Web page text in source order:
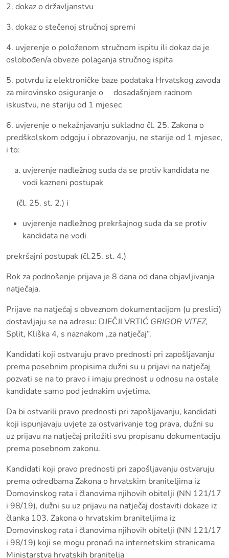
2. dokaz o državljanstvu
3. dokaz o stečenoj stručnoj spremi
4. uvjerenje o položenom stručnom ispitu ili dokaz da je
oslobođen/a obveze polaganja stručnog ispita
5. potvrdu iz elektroničke baze podataka Hrvatskog zavoda
za mirovinsko osiguranje o dosadašnjem radnom
iskustvu, ne stariju od 1 mjesec
6. uvjerenje o nekažnjavanju sukladno čl. 25. Zakona o
predškolskom odgoju i obrazovanju, ne starije od 1 mjesec,
i to:
uvjerenje nadležnog suda da se protiv kandidata ne
vodi kazneni postupak
(čl. 25. st. 2.) i
uvjerenje nadležnog prekršajnog suda da se protiv
kandidata ne vodi
prekršajni postupak (čl.25. st. 4.)
Rok za podnošenje prijava je 8 dana od dana objavljivanja
natječaja.
Prijave na natječaj s obveznom dokumentacijom (u preslici)
dostavljaju se na adresu: DJEČJI VRTIĆ GRIGOR VITEZ,
Split, Kliška 4, s naznakom „za natječaj“.
Kandidati koji ostvaruju pravo prednosti pri zapošljavanju
prema posebnim propisima dužni su u prijavi na natječaj
pozvati se na to pravo i imaju prednost u odnosu na ostale
kandidate samo pod jednakim uvjetima.
Da bi ostvarili pravo prednosti pri zapošljavanju, kandidati
koji ispunjavaju uvjete za ostvarivanje tog prava, dužni su
uz prijavu na natječaj priložiti svu propisanu dokumentaciju
prema posebnom zakonu.
Kandidati koji pravo prednosti pri zapošljavanju ostvaruju
prema odredbama Zakona o hrvatskim braniteljima iz
Domovinskog rata i članovima njihovih obitelji (NN 121/17
i 98/19), dužni su uz prijavu na natječaj dostaviti dokaze iz
članka 103. Zakona o hrvatskim braniteljima iz
Domovinskog rata i članovima njihovih obitelji (NN 121/17
i 98/19) koji se mogu pronaći na internetskim stranicama
Ministarstva hrvatskih branitelja